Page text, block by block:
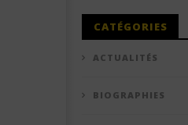
CATÉGORIES
ACTUALITÉS
BIOGRAPHIES